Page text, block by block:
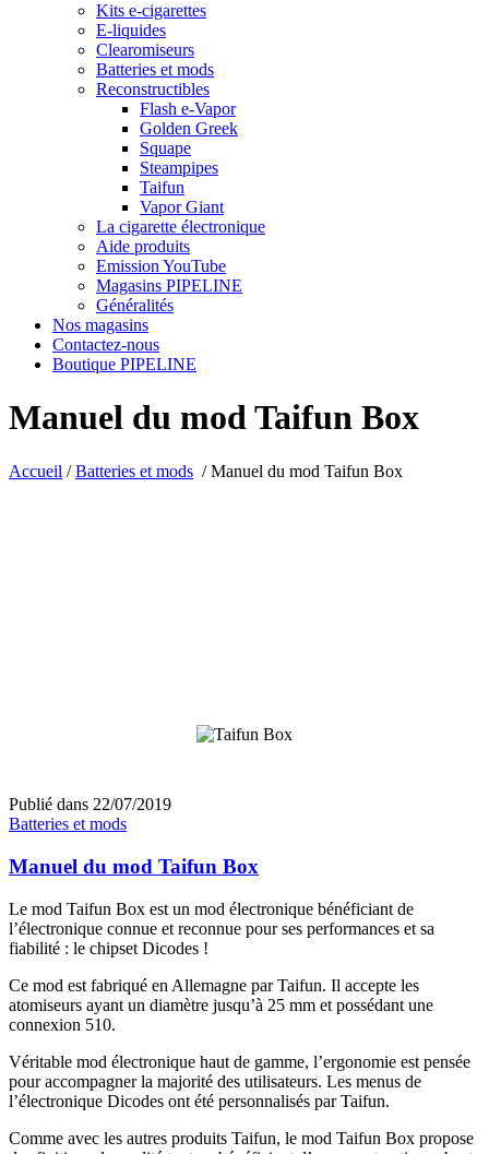
Kits e-cigarettes
E-liquides
Clearomiseurs
Batteries et mods
Reconstructibles
Flash e-Vapor
Golden Greek
Squape
Steampipes
Taifun
Vapor Giant
La cigarette électronique
Aide produits
Emission YouTube
Magasins PIPELINE
Généralités
Nos magasins
Contactez-nous
Boutique PIPELINE
Manuel du mod Taifun Box
Accueil /Batteries et mods /Manuel du mod Taifun Box
Publié dans 22/07/2019
Batteries et mods
Manuel du mod Taifun Box
Le mod Taifun Box est un mod électronique bénéficiant de
l’électronique connue et reconnue pour ses performances et sa
fiabilité : le chipset Dicodes !
Ce mod est fabriqué en Allemagne par Taifun. Il accepte les
atomiseurs ayant un diamètre jusqu’à 25 mm et possédant une
connexion 510.
Véritable mod électronique haut de gamme, l’ergonomie est pensée
pour accompagner la majorité des utilisateurs. Les menus de
l’électronique Dicodes ont été personnalisés par Taifun.
Comme avec les autres produits Taifun, le mod Taifun Box propose